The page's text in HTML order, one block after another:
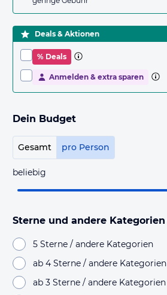
Deals & Aktionen
% Deals
Anmelden & extra sparen
Dein Budget
Gesamt pro Person
beliebig
Sterne und andere Kategorien
5 Sterne / andere Kategorien
ab 4 Sterne / andere Kategorien
ab 3 Sterne / andere Kategorien